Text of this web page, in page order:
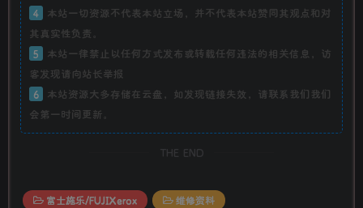
4
本站一切资源不代表本站立场，并不代表本站赞同其观点和对
其真实性负责。
5
本站一律禁止以任何方式发布或转载任何违法的相关信息，访
客发现请向站长举报
6
本站资源大多存储在云盘，如发现链接失效，请联系我们我们
会第一时间更新。
THE END
富士施乐/FUJIXerox
维修资料